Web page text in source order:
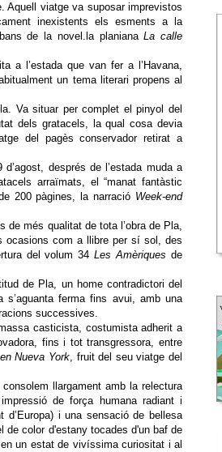
Aquell viatge va suposar imprevistos
inexistents els esments a la
de la novel.la planianaLa calle
a l’estada que van fer a l’Havana,
un tema literari propens al
Va situar per complet el pinyol del
dels gratacels, la qual cosa devia
del pagès conservador retirat a
d’agost, després de l’estada muda a
arraïmats, el “manat fantàstic
200 pàgines, la narració Week-end
de més qualitat de tota l’obra de Pla,
ocasions com a llibre per sí sol, des
del volum 34Les Amèriques de
de Pla, un home contradictori del
ferma fins avui, amb una
successives.
casticista, costumista adherit a
fins i tot transgressora, entre
Nueva York, fruit del seu viatge del
llargament amb la relectura
de força humana radiant i
i una sensació de bellesa
de color d'estany tocades d'un baf de
un estat de vivíssima curiositat i al